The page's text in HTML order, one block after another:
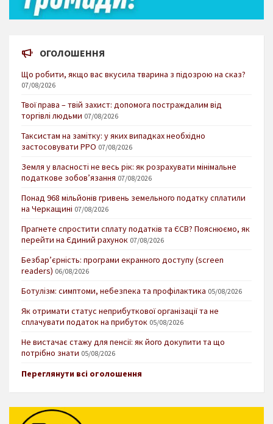
ОГОЛОШЕННЯ
Що робити, якщо вас вкусила тварина з підозрою на сказ?
07/08/2026
Твої права – твій захист: допомога постраждалим від
торгівлі людьми 07/08/2026
Таксистам на замітку: у яких випадках необхідно
застосовувати РРО 07/08/2026
Земля у власності не весь рік: як розрахувати мінімальне
податкове зобов’язання 07/08/2026
Понад 968 мільйонів гривень земельного податку сплатили
на Черкащині 07/08/2026
Прагнете спростити сплату податків та ЄСВ? Пояснюємо, як
перейти на Єдиний рахунок 07/08/2026
Безбар’єрність: програми екранного доступу (screen
readers) 06/08/2026
Ботулізм: симптоми, небезпека та профілактика 05/08/2026
Як отримати статус неприбуткової організації та не
сплачувати податок на прибуток 05/08/2026
Не вистачає стажу для пенсії: як його докупити та що
потрібно знати 05/08/2026
Переглянути всі оголошення